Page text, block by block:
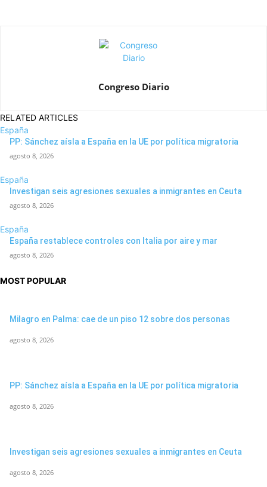
Congreso Diario
RELATED ARTICLES
España
PP: Sánchez aísla a España en la UE por política migratoria
agosto 8, 2026
España
Investigan seis agresiones sexuales a inmigrantes en Ceuta
agosto 8, 2026
España
España restablece controles con Italia por aire y mar
agosto 8, 2026
MOST POPULAR
Milagro en Palma: cae de un piso 12 sobre dos personas
agosto 8, 2026
PP: Sánchez aísla a España en la UE por política migratoria
agosto 8, 2026
Investigan seis agresiones sexuales a inmigrantes en Ceuta
agosto 8, 2026